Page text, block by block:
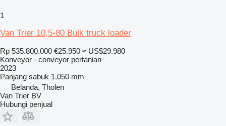
1
Van Trier 10,5-80 Bulk truck loader
Rp 535.800.000 €25.950 ≈ US$29.980
Konveyor - conveyor pertanian
2023
Panjang sabuk 1.050 mm
Belanda, Tholen
Van Trier BV
Hubungi penjual